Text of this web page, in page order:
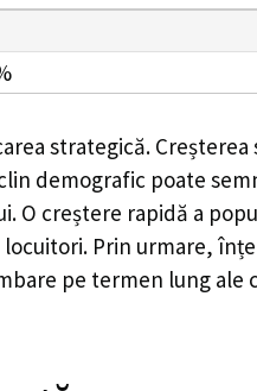
strategică. Creșterea
demografic poate
O creștere rapidă a
Prin urmare,
pe termen lung ale